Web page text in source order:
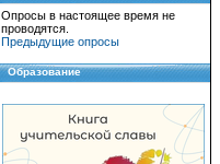
Опросы в настоящее время не
проводятся.
Предыдущие опросы
Образование